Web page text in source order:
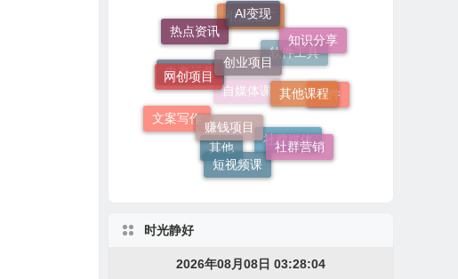
引流推广
软件工具
自媒体课
电商运营
热点资讯
AI变现
知识分享
软件
社群媒体
其他
文案写作
创业项目
其他课程
社群营销
短视频课
赚钱项目
时光静好
2026年08月08日 03:28:05